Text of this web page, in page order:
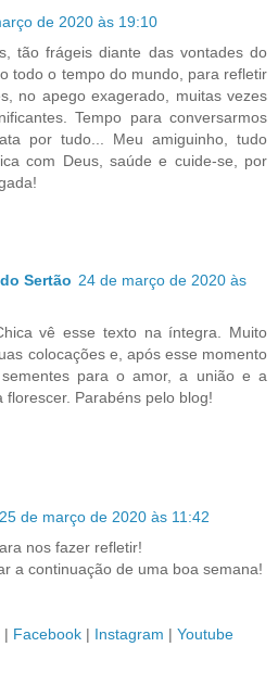
de 2020 às 19:10
tão frágeis diante das vontades do
todo o tempo do mundo, para refletir
no apego exagerado, muitas vezes
Tempo para conversarmos
por tudo... Meu amiguinho, tudo
com Deus, saúde e cuide-se, por
Sertão 24 de março de 2020 às
vê esse texto na íntegra. Muito
colocações e, após esse momento
para o amor, a união e a
florescer. Parabéns pelo blog!
25 de março de 2020 às 11:42
nos fazer refletir!
a continuação de uma boa semana!
| Facebook | Instagram | Youtube